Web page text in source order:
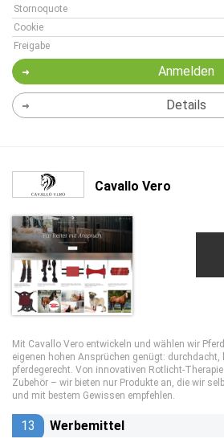
Stornoquote
Cookie
Freigabe
Anmelden
Details
Cavallo Vero
Mit Cavallo Vero entwickeln und wählen wir
eigenen hohen Ansprüchen genügt:
pferdegerecht. Von innovativen Rotlicht-
Zubehör – wir bieten nur Produkte an, die wir
und mit bestem Gewissen empfehlen.
13 Werbemittel